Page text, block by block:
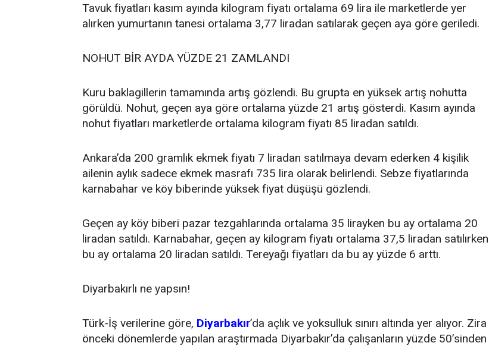
Tavuk fiyatları kasım ayında kilogram fiyatı ortalama 69 lira ile marketlerde yer
alırken yumurtanın tanesi ortalama 3,77 liradan satılarak geçen aya göre geriledi.
NOHUT BİR AYDA YÜZDE 21 ZAMLANDI
Kuru baklagillerin tamamında artış gözlendi. Bu grupta en yüksek artış nohutta
görüldü. Nohut, geçen aya göre ortalama yüzde 21 artış gösterdi. Kasım ayında
nohut fiyatları marketlerde ortalama kilogram fiyatı 85 liradan satıldı.
Ankara’da 200 gramlık ekmek fiyatı 7 liradan satılmaya devam ederken 4 kişilik
ailenin aylık sadece ekmek masrafı 735 lira olarak belirlendi. Sebze fiyatlarında
karnabahar ve köy biberinde yüksek fiyat düşüşü gözlendi.
Geçen ay köy biberi pazar tezgahlarında ortalama 35 lirayken bu ay ortalama 20
liradan satıldı. Karnabahar, geçen ay kilogram fiyatı ortalama 37,5 liradan satılırken
bu ay ortalama 20 liradan satıldı. Tereyağı fiyatları da bu ay yüzde 6 arttı.
Diyarbakırlı ne yapsın!
Türk-İş verilerine göre, Diyarbakır’da açlık ve yoksulluk sınırı altında yer alıyor. Zira
önceki dönemlerde yapılan araştırmada Diyarbakır’da çalışanların yüzde 50’sinden